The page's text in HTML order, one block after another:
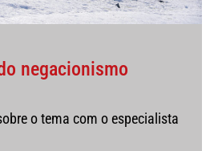
negacionismo
o tema com o especialista